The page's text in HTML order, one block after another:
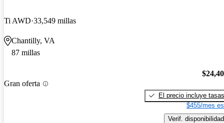
Ti AWD 33,549 millas
Chantilly, VA
87 millas
Gran oferta
El precio incluye tasas
$455/mes
Verif. disponibilidad